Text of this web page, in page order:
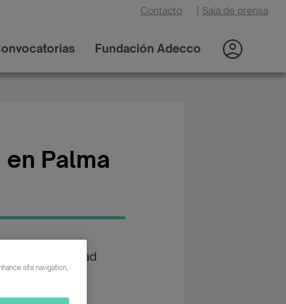
Contacto Sala de prensa
Fundación Adecco
Palma
Categoría: Sanidad
site navigation,